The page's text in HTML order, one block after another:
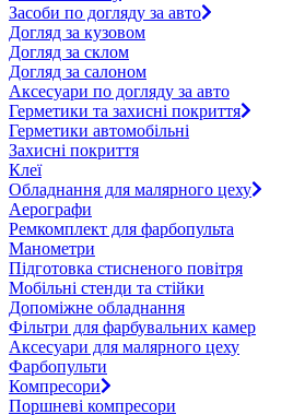
Засоби по догляду за авто
Догляд за кузовом
Догляд за склом
Догляд за салоном
Аксесуари по догляду за авто
Герметики та захисні покриття
Герметики автомобільні
Захисні покриття
Клеї
Обладнання для малярного цеху
Аерографи
Ремкомплект для фарбопульта
Манометри
Підготовка стисненого повітря
Мобільні стенди та стійки
Допоміжне обладнання
Фільтри для фарбувальних камер
Аксесуари для малярного цеху
Фарбопульти
Компресори
Поршневі компресори